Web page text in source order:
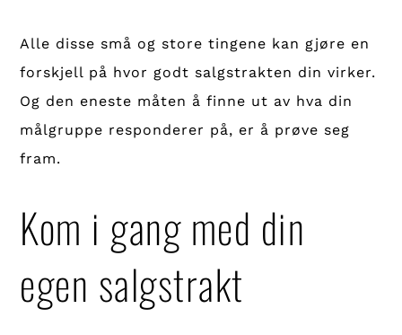
Alle disse små og store tingene kan gjøre en
forskjell på hvor godt salgstrakten din virker.
Og den eneste måten å finne ut av hva din
målgruppe responderer på, er å prøve seg
fram.
Kom i gang med din
egen salgstrakt